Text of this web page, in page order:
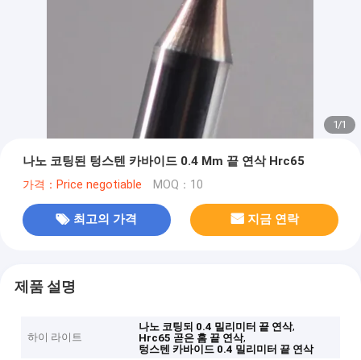
1/1
나노 코팅된 텅스텐 카바이드 0.4 Mm 끝 연삭 Hrc65
가격：Price negotiable MOQ：10
최고의 가격 지금 연락
제품 설명
하이 라이트
나노 코팅되 0.4 밀리미터 끝 연삭,
Hrc65 곧은 홈 끝 연삭,
텅스텐 카바이드 0.4 밀리미터 끝 연삭